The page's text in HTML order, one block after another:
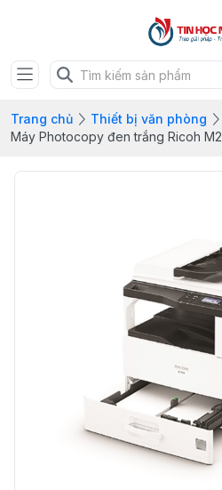
Trang chủ Thiết bị văn phòng
Máy Photocopy đen trắng Ricoh